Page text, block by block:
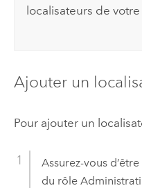
localisateurs de
Ajouter un
Pour ajouter un
Assurez-vous
du rôle